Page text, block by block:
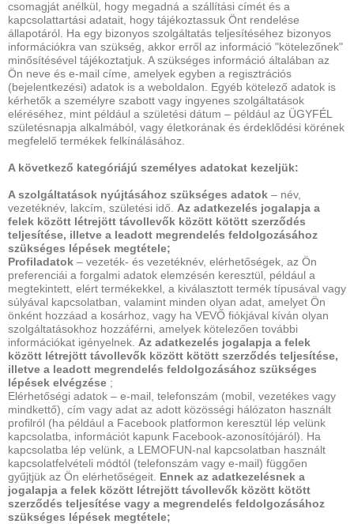
csomagját anélkül, hogy megadná a szállítási címét és a
kapcsolattartási adatait, hogy tájékoztassuk Önt rendelése
állapotáról. Ha egy bizonyos szolgáltatás teljesítéséhez bizonyos
információkra van szükség, akkor erről az információ "kötelezőnek"
minősítésével tájékoztatjuk. A szükséges információ általában az
Ön neve és e-mail címe, amelyek egyben a regisztrációs
(bejelentkezési) adatok is a weboldalon. Egyéb kötelező adatok is
kérhetők a személyre szabott vagy ingyenes szolgáltatások
eléréséhez, mint például a születési dátum – például az ÜGYFÉL
születésnapja alkalmából, vagy életkorának és érdeklődési körének
megfelelő termékek felkínálásához.
A következő kategóriájú személyes adatokat kezeljük:
A szolgáltatások nyújtásához szükséges adatok – név,
vezetéknév, lakcím, születési idő. Az adatkezelés jogalapja a
felek között létrejött távollevők között kötött szerződés
teljesítése, illetve a leadott megrendelés feldolgozásához
szükséges lépések megtétele;
Profiladatok – vezeték- és vezetéknév, elérhetőségek, az Ön
preferenciái a forgalmi adatok elemzésén keresztül, például a
megtekintett, elért termékekkel, a kiválasztott termék típusával vagy
súlyával kapcsolatban, valamint minden olyan adat, amelyet Ön
önként hozzáad a kosárhoz, vagy ha VEVŐ fiókjával kíván olyan
szolgáltatásokhoz hozzáférni, amelyek kötelezően további
információkat igényelnek. Az adatkezelés jogalapja a felek
között létrejött távollevők között kötött szerződés teljesítése,
illetve a leadott megrendelés feldolgozásához szükséges
lépések elvégzése ;
Elérhetőségi adatok – e-mail, telefonszám (mobil, vezetékes vagy
mindkettő), cím vagy adat az adott közösségi hálózaton használt
profilról (ha például a Facebook platformon keresztül lép velünk
kapcsolatba, információt kapunk Facebook-azonosítójáról). Ha
kapcsolatba lép velünk, a LEMOFUN-nal kapcsolatban használt
kapcsolatfelvételi módtól (telefonszám vagy e-mail) függően
gyűjtjük az Ön elérhetőségeit. Ennek az adatkezelésnek a
jogalapja a felek között létrejött távollevők között kötött
szerződés teljesítése vagy a megrendelés feldolgozásához
szükséges lépések megtétele;